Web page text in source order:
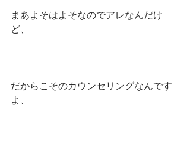
まあよそはよそなのでアレなんだけ
ど、
だからこそのカウンセリングなんです
よ、